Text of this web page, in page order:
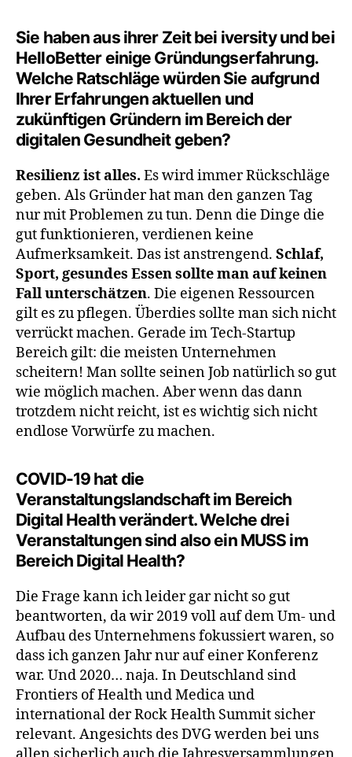
Sie haben aus ihrer Zeit bei iversity und bei
HelloBetter einige Gründungserfahrung.
Welche Ratschläge würden Sie aufgrund
Ihrer Erfahrungen aktuellen und
zukünftigen Gründern im Bereich der
digitalen Gesundheit geben?
Resilienz ist alles. Es wird immer Rückschläge
geben. Als Gründer hat man den ganzen Tag
nur mit Problemen zu tun. Denn die Dinge die
gut funktionieren, verdienen keine
Aufmerksamkeit. Das ist anstrengend. Schlaf,
Sport, gesundes Essen sollte man auf keinen
Fall unterschätzen. Die eigenen Ressourcen
gilt es zu pflegen. Überdies sollte man sich nicht
verrückt machen. Gerade im Tech-Startup
Bereich gilt: die meisten Unternehmen
scheitern! Man sollte seinen Job natürlich so gut
wie möglich machen. Aber wenn das dann
trotzdem nicht reicht, ist es wichtig sich nicht
endlose Vorwürfe zu machen.
COVID-19 hat die
Veranstaltungslandschaft im Bereich
Digital Health verändert. Welche drei
Veranstaltungen sind also ein MUSS im
Bereich Digital Health?
Die Frage kann ich leider gar nicht so gut
beantworten, da wir 2019 voll auf dem Um- und
Aufbau des Unternehmens fokussiert waren, so
dass ich ganzen Jahr nur auf einer Konferenz
war. Und 2020… naja. In Deutschland sind
Frontiers of Health und Medica und
international der Rock Health Summit sicher
relevant. Angesichts des DVG werden bei uns